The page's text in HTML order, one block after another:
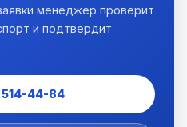
менеджер проверит
и подтвердит
514-44-84